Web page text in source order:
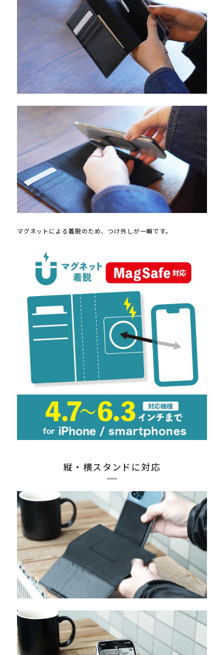
マグネットによる着脱のため、つけ外しが一瞬です。
縦・横スタンドに対応